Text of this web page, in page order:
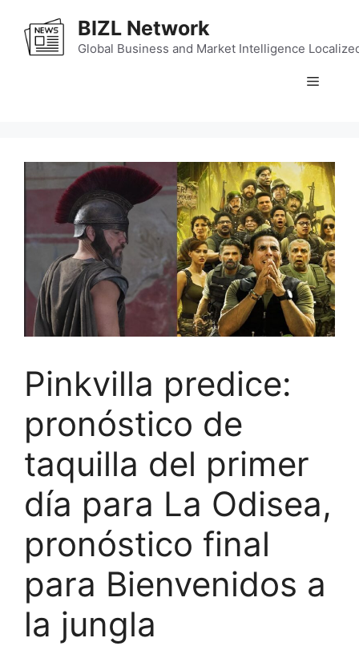
content
BIZL Network
Global Business and Market Intelligence
Menu
Pinkvilla predice:
pronóstico de
taquilla del primer
día para La Odisea,
pronóstico final
para Bienvenidos a
la jungla